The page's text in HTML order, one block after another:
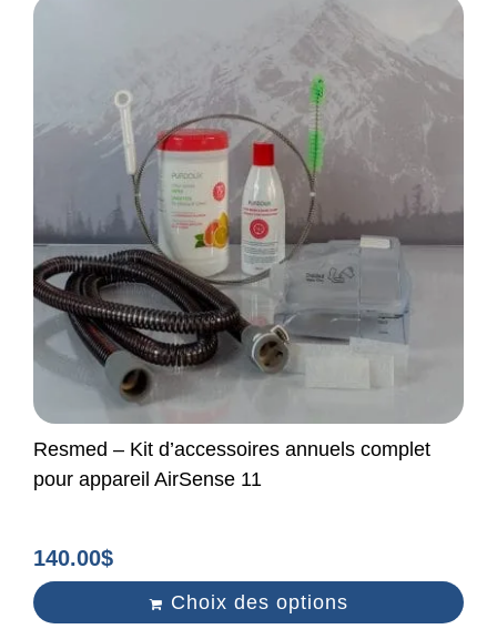
Resmed – Kit d’accessoires annuels complet
pour appareil AirSense 11
140.00$
Choix des options